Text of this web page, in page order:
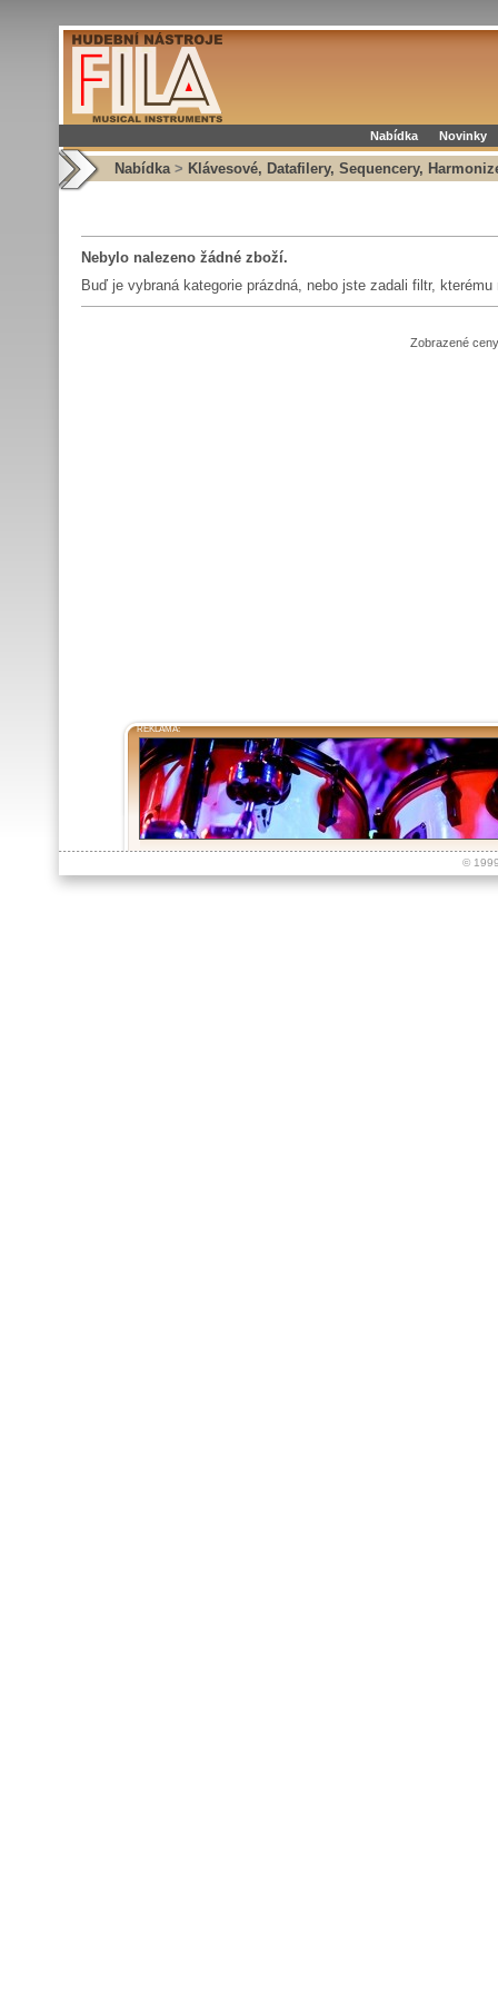
Nabídka Novinky
Nabídka > Klávesové, Datafilery, Sequencery,
Nebylo nalezeno žádné zboží.
Buď je vybraná kategorie prázdná, nebo jste zadali filtr,
Zobrazené
REKLAMA:
©